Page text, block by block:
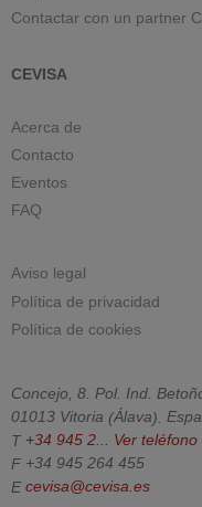
Contactar con un partner
CEVISA
Acerca de
Contacto
Eventos
FAQ
Aviso legal
Política de privacidad
Política de cookies
Concejo, 8. Pol. Ind.
01013 Vitoria (Álava).
T +34 945 2... Ver teléfono
F +34 945 264 455
Ecevisa@cevisa.es